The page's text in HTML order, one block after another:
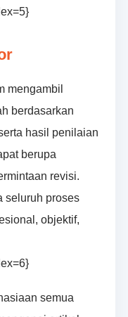
mengambil
berdasarkan
hasil penilaian
berupa
revisi.
seluruh proses
objektif,
semua